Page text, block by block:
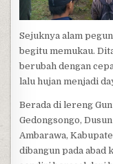
Sejuknya alam
begitu memukau.
berubah dengan
lalu hujan menjadi
Berada di lereng
Gedongsongo,
Ambarawa,
dibangun pada abad